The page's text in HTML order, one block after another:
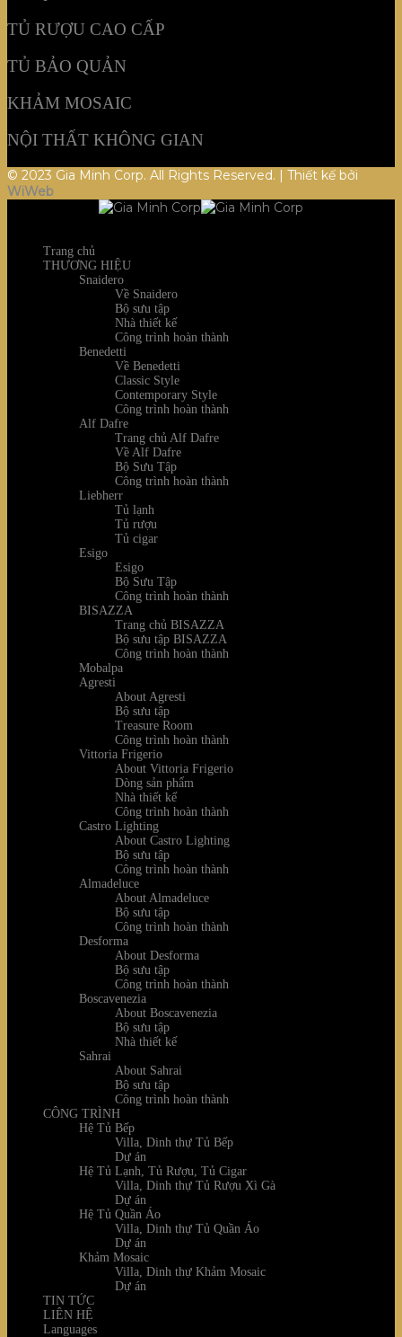
TỦ RƯỢU CAO CẤP
TỦ BẢO QUẢN
KHẢM MOSAIC
NỘI THẤT KHÔNG GIAN
© 2023 Gia Minh Corp. All Rights Reserved. | Thiết kế bởi
WiWeb
Trang chủ
THƯƠNG HIỆU
Snaidero
Về Snaidero
Bộ sưu tập
Nhà thiết kế
Công trình hoàn thành
Benedetti
Về Benedetti
Classic Style
Contemporary Style
Công trình hoàn thành
Alf Dafre
Trang chủ Alf Dafre
Về Alf Dafre
Bộ Sưu Tập
Công trình hoàn thành
Liebherr
Tủ lạnh
Tủ rượu
Tủ cigar
Esigo
Esigo
Bộ Sưu Tập
Công trình hoàn thành
BISAZZA
Trang chủ BISAZZA
Bộ sưu tập BISAZZA
Công trình hoàn thành
Mobalpa
Agresti
About Agresti
Bộ sưu tập
Treasure Room
Công trình hoàn thành
Vittoria Frigerio
About Vittoria Frigerio
Dòng sản phẩm
Nhà thiết kế
Công trình hoàn thành
Castro Lighting
About Castro Lighting
Bộ sưu tập
Công trình hoàn thành
Almadeluce
About Almadeluce
Bộ sưu tập
Công trình hoàn thành
Desforma
About Desforma
Bộ sưu tập
Công trình hoàn thành
Boscavenezia
About Boscavenezia
Bộ sưu tập
Nhà thiết kế
Sahrai
About Sahrai
Bộ sưu tập
Công trình hoàn thành
CÔNG TRÌNH
Hệ Tủ Bếp
Villa, Dinh thự Tủ Bếp
Dự án
Hệ Tủ Lạnh, Tủ Rượu, Tủ Cigar
Villa, Dinh thự Tủ Rượu Xì Gà
Dự án
Hệ Tủ Quần Áo
Villa, Dinh thự Tủ Quần Áo
Dự án
Khảm Mosaic
Villa, Dinh thự Khảm Mosaic
Dự án
TIN TỨC
LIÊN HỆ
Languages